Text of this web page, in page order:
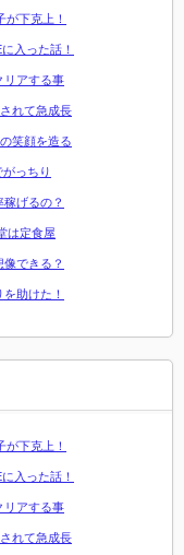
下克上！
入った話！
リアする事
れて急成長
笑顔を造る
っちり
げるの？
は定食屋
できる？
助けた！
下克上！
入った話！
リアする事
れて急成長